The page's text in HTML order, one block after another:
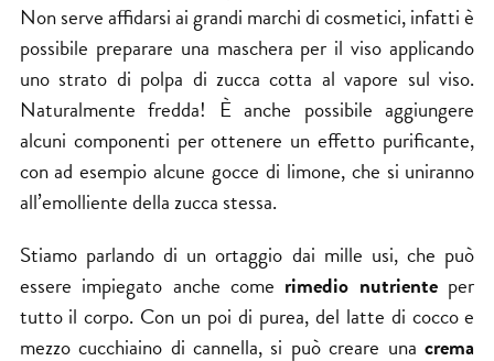
Non serve affidarsi ai grandi marchi di cosmetici, infatti è
possibile preparare una maschera per il viso applicando
uno strato di polpa di zucca cotta al vapore sul viso.
Naturalmente fredda! È anche possibile aggiungere
alcuni componenti per ottenere un effetto purificante,
con ad esempio alcune gocce di limone, che si uniranno
all’emolliente della zucca stessa.
Stiamo parlando di un ortaggio dai mille usi, che può
essere impiegato anche come rimedio nutriente per
tutto il corpo. Con un poi di purea, del latte di cocco e
mezzo cucchiaino di cannella, si può creare unacrema